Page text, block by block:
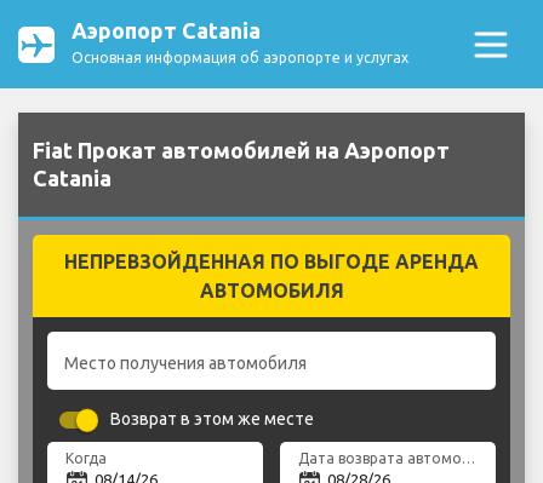
Аэропорт Catania
Основная информация об аэропорте и услугах
Fiat Прокат автомобилей на Аэропорт
Catania
НЕПРЕВЗОЙДЕННАЯ ПО ВЫГОДЕ АРЕНДА
АВТОМОБИЛЯ
Место получения автомобиля
Возврат в этом же месте
Когда Дата возврата автомобиля